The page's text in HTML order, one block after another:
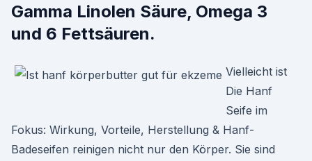
Gamma Linolen Säure, Omega 3
und 6 Fettsäuren.
Vielleicht ist
Die Hanf
Seife im
Fokus: Wirkung, Vorteile, Herstellung & Hanf-
Badeseifen reinigen nicht nur den Körper. Sie sind